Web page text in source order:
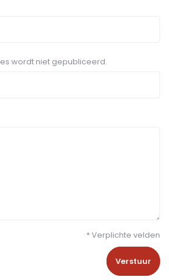
wordt niet gepubliceerd.
* Verplichte velden
Verstuur